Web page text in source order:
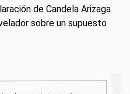
de Candela Arizaga
sobre un supuesto